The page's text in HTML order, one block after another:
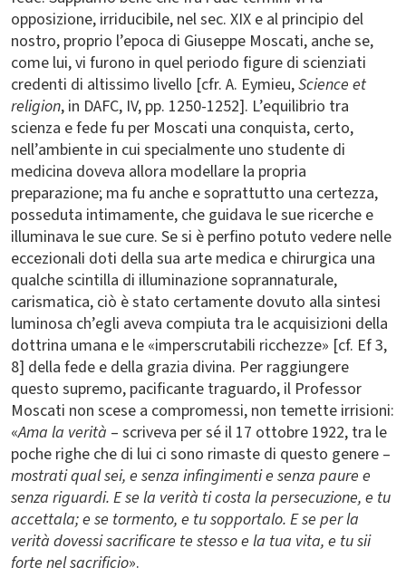
opposizione, irriducibile, nel sec. XIX e al principio del
nostro, proprio l’epoca di Giuseppe Moscati, anche se,
come lui, vi furono in quel periodo figure di scienziati
credenti di altissimo livello [cfr. A. Eymieu,Science et
religion, in DAFC, IV, pp. 1250-1252]. L’equilibrio tra
scienza e fede fu per Moscati una conquista, certo,
nell’ambiente in cui specialmente uno studente di
medicina doveva allora modellare la propria
preparazione; ma fu anche e soprattutto una certezza,
posseduta intimamente, che guidava le sue ricerche e
illuminava le sue cure. Se si è perfino potuto vedere nelle
eccezionali doti della sua arte medica e chirurgica una
qualche scintilla di illuminazione soprannaturale,
carismatica, ciò è stato certamente dovuto alla sintesi
luminosa ch’egli aveva compiuta tra le acquisizioni della
dottrina umana e le «imperscrutabili ricchezze» [cf. Ef 3,
8] della fede e della grazia divina. Per raggiungere
questo supremo, pacificante traguardo, il Professor
Moscati non scese a compromessi, non temette irrisioni:
«Ama la verità – scriveva per sé il 17 ottobre 1922, tra le
poche righe che di lui ci sono rimaste di questo genere –
mostrati qual sei, e senza infingimenti e senza paure e
senza riguardi. E se la verità ti costa la persecuzione, e tu
accettala; e se tormento, e tu sopportalo. E se per la
verità dovessi sacrificare te stesso e la tua vita, e tu sii
forte nel sacrificio».